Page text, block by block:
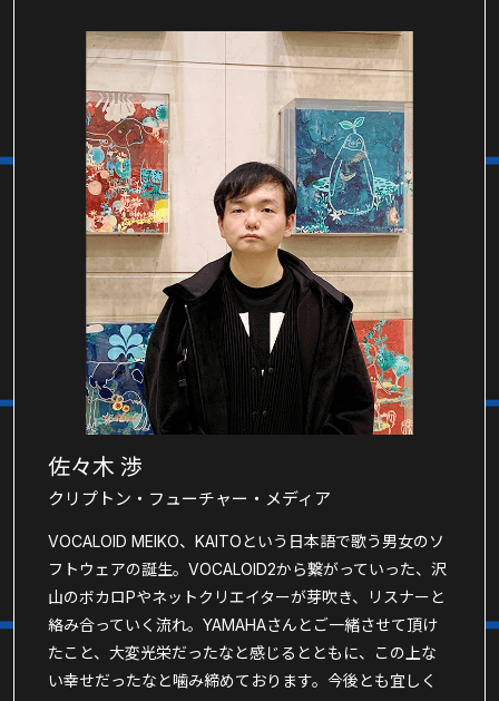
佐々木 渉
クリプトン・フューチャー・メディア
VOCALOID MEIKO、KAITOという日本語で歌う男女のソ
フトウェアの誕生。VOCALOID2から繋がっていった、沢
山のボカロPやネットクリエイターが芽吹き、リスナーと
絡み合っていく流れ。YAMAHAさんとご一緒させて頂け
たこと、大変光栄だったなと感じるとともに、この上な
い幸せだったなと噛み締めております。今後とも宜しく